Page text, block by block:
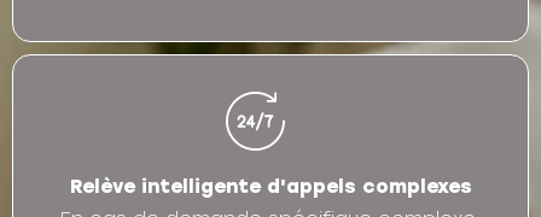
Relève intelligente d'appels complexes